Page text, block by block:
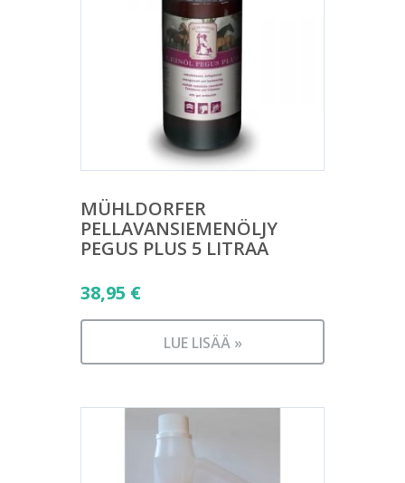
MÜHLDORFER
PELLAVANSIEMENÖLJY
PEGUS PLUS 5 LITRAA
38,95 €
LUE LISÄÄ »